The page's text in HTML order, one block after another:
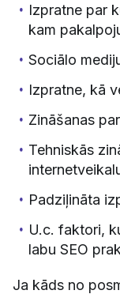
Izpratne par
kam
Sociālo
Izpratne, kā
Zināšanas
Tehniskās
Padziļināta
U.c. faktori,
labu SEO
Ja kāds no